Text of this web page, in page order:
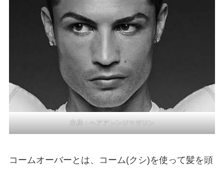
出典：ヘアアレンジマガジン
コームオーバーとは、コーム(クシ)を使って髪を頭